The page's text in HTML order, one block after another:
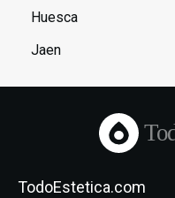
Huesca
Jaen
TodoEstetica.com